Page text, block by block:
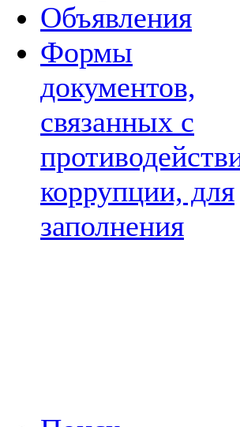
Объявления
Формы
документов,
связанных с
коррупции, для
заполнения